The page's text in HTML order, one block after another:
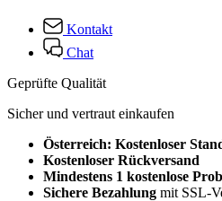
Kontakt
Chat
Geprüfte Qualität
Sicher und vertraut einkaufen
Österreich: Kostenloser
Kostenloser Rückversand
Mindestens 1 kostenlose
Sichere Bezahlung mit SSL-